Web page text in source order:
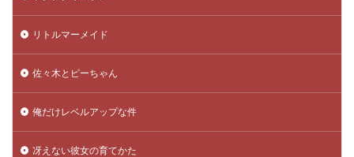
リトルマーメイド
佐々木とピーちゃん
俺だけレベルアップな件
冴えない彼女の育てかた